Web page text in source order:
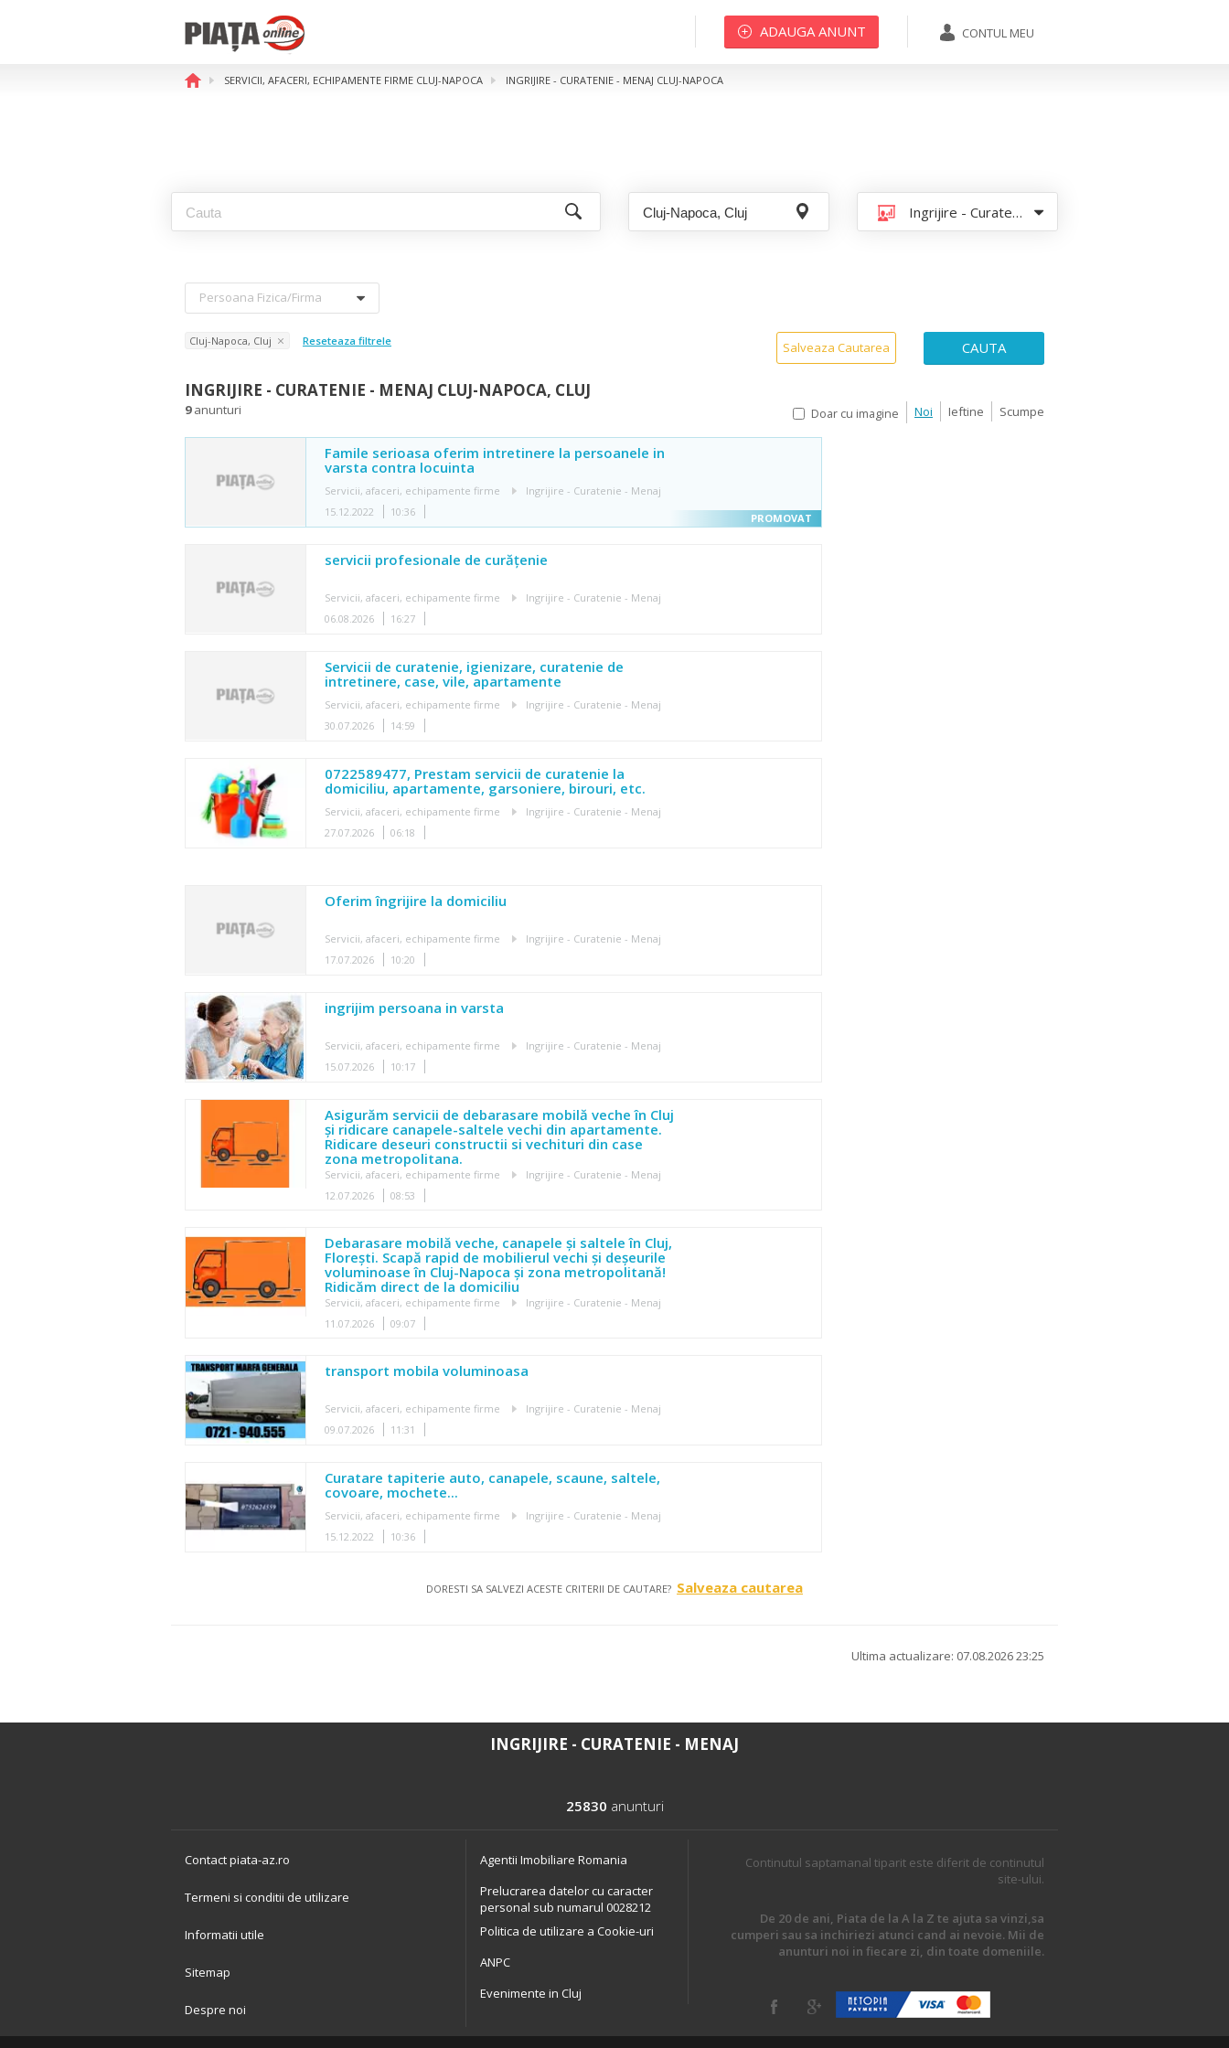
CONTUL MEU
ADAUGA ANUNT
SERVICII, AFACERI, ECHIPAMENTE FIRME CLUJ-NAPOCA INGRIJIRE - CURATENIE - MENAJ CLUJ-NAPOCA
Ingrijire - Curatenie - Menaj
Persoana Fizica/firma
Cluj-Napoca, Cluj Reseteaza filtrele Salveaza Cautarea CAUTA
INGRIJIRE - CURATENIE - MENAJ CLUJ-NAPOCA, CLUJ
9anunturi Doar cu imagine Noi Ieftine Scumpe
Famile serioasa oferim intretinere la persoanele in
varsta contra locuinta
Servicii, afaceri, echipamente firme
Ingrijire - Curatenie - Menaj
15.12.2022
10:36
servicii profesionale de curățenie
Servicii, afaceri, echipamente firme
Ingrijire - Curatenie - Menaj
06.08.2026
16:27
Servicii de curatenie, igienizare, curatenie de
intretinere, case, vile, apartamente
Servicii, afaceri, echipamente firme
Ingrijire - Curatenie - Menaj
30.07.2026
14:59
0722589477, Prestam servicii de curatenie la
domiciliu, apartamente, garsoniere, birouri, etc.
Servicii, afaceri, echipamente firme
Ingrijire - Curatenie - Menaj
27.07.2026
06:18
Oferim îngrijire la domiciliu
Servicii, afaceri, echipamente firme
Ingrijire - Curatenie - Menaj
17.07.2026
10:20
ingrijim persoana in varsta
Servicii, afaceri, echipamente firme
Ingrijire - Curatenie - Menaj
15.07.2026
10:17
Asigurăm servicii de debarasare mobilă veche în Cluj
și ridicare canapele-saltele vechi din apartamente.
Ridicare deseuri constructii si vechituri din case
zona metropolitana.
Servicii, afaceri, echipamente firme
Ingrijire - Curatenie - Menaj
12.07.2026
08:53
Debarasare mobilă veche, canapele și saltele în Cluj,
Florești. Scapă rapid de mobilierul vechi și deșeurile
voluminoase în Cluj-Napoca și zona metropolitană!
Ridicăm direct de la domiciliu
Servicii, afaceri, echipamente firme
Ingrijire - Curatenie - Menaj
11.07.2026
09:07
transport mobila voluminoasa
Servicii, afaceri, echipamente firme
Ingrijire - Curatenie - Menaj
09.07.2026
11:31
Curatare tapiterie auto, canapele, scaune, saltele,
covoare, mochete...
Servicii, afaceri, echipamente firme
Ingrijire - Curatenie - Menaj
15.12.2022
10:36
DORESTI SA SALVEZI ACESTE CRITERII DE CAUTARE? Salveaza cautarea
Ultima actualizare: 07.08.2026 23:25
INGRIJIRE - CURATENIE - MENAJ
25830 anunturi
Contact piata-az.ro
Termeni si conditii de utilizare
Informatii utile
Sitemap
Despre noi
Agentii Imobiliare Romania
Prelucrarea datelor cu caracter
personal sub numarul 0028212
Politica de utilizare a Cookie-uri
ANPC
Evenimente in Cluj
Continutul saptamanal tiparit este diferit de continutul
site-ului.
De 20 de ani, Piata de la A la Z te ajuta sa vinzi,sa
cumperi sau sa inchiriezi atunci cand ai nevoie. Mii de
anunturi noi in fiecare zi, din toate domeniile.